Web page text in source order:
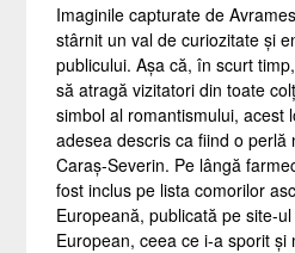
Imaginile capturate de
stârnit un val de curiozitate și
publicului. Așa că, în scurt
să atragă vizitatori din toate
simbol al romantismului, acest
adesea descris ca fiind o perlă
Caraș-Severin. Pe lângă
fost inclus pe lista comorilor
Europeană, publicată pe site-
European, ceea ce i-a sporit și